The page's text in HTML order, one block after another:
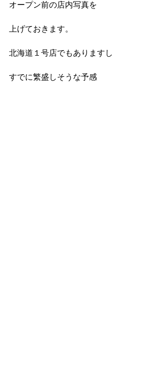
オープン前の店内写真を
上げておきます。
北海道１号店でもありますし
すでに繁盛しそうな予感